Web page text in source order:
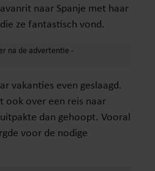
naar Spanje met haar
ze fantastisch vond.
vakanties even geslaagd.
ook over een reis naar
dan gehoopt. Vooral
voor de nodige